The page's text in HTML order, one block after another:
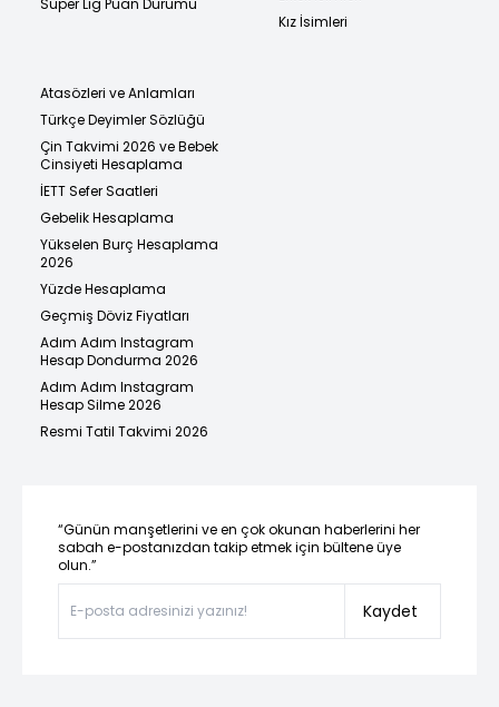
Kız İsimleri
Atasözleri ve Anlamları
Türkçe Deyimler Sözlüğü
Çin Takvimi 2026 ve Bebek
Cinsiyeti Hesaplama
İETT Sefer Saatleri
Gebelik Hesaplama
Yükselen Burç Hesaplama
2026
Yüzde Hesaplama
Geçmiş Döviz Fiyatları
Adım Adım Instagram
Hesap Dondurma 2026
Adım Adım Instagram
Hesap Silme 2026
Resmi Tatil Takvimi 2026
“Günün manşetlerini ve en çok okunan haberlerini her
sabah e-postanızdan takip etmek için bültene üye
olun.”
Kaydet